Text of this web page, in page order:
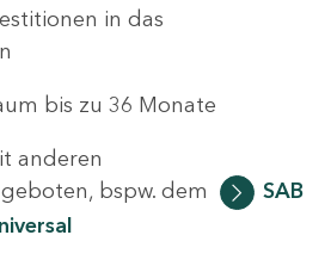
in das
bis zu 36 Monate
anderen
bspw. dem
SAB